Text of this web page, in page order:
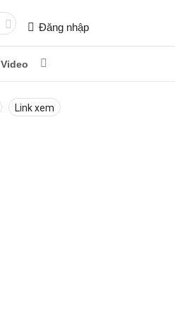
Đăng nhập
Video
Link xem